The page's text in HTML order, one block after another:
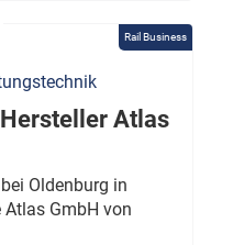
Rail Business
Atlas
Oldenburg in
GmbH von